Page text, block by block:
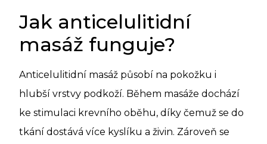
Jak anticelulitidní
masáž funguje?
Anticelulitidní masáž působí na pokožku i
hlubší vrstvy podkoží. Během masáže dochází
ke stimulaci krevního oběhu, díky čemuž se do
tkání dostává více kyslíku a živin. Zároveň se